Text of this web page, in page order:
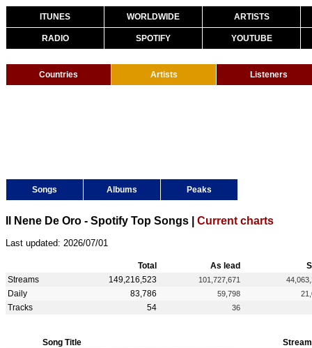
ITUNES WORLDWIDE ARTISTS
RADIO SPOTIFY YOUTUBE
Countries Artists Listeners
Songs Albums Peaks
Il Nene De Oro - Spotify Top Songs | Current charts
Last updated: 2026/07/01
Total As lead
Streams
149,216,523 101,727,671
Daily 83,786 59,798
Tracks 54 36
Song Title